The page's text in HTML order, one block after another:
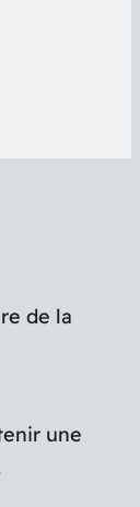
de la
une